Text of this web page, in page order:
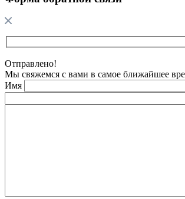
Отправлено!
Мы свяжемся с вами в самое ближайшее
Имя